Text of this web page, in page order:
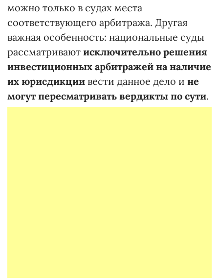
можно только в судах места
соответствующего арбитража. Другая
важная особенность: национальные суды
рассматривают исключительно решения
инвестиционных арбитражей на наличие
их юрисдикции вести данное дело и не
могут пересматривать вердикты по сути.